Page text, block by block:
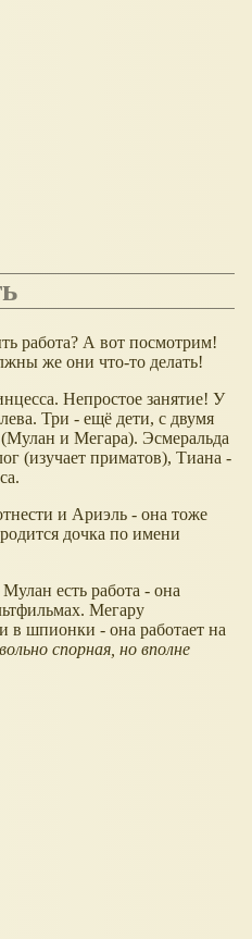
работа? А вот посмотрим!
же они что-то делать!
Непростое занятие! У
Три - ещё дети, с двумя
и Мегара). Эсмеральда
(изучает приматов), Тиана -
и Ариэль - она тоже
дочка по имени
есть работа - она
Мегару
в шпионки - она работает на
спорная, но вполне